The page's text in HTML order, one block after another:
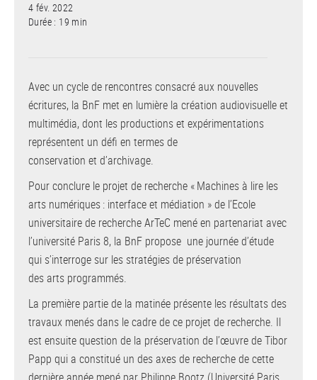
4 fév. 2022
Durée : 19 min
Avec un cycle de rencontres consacré aux nouvelles
écritures, la BnF met en lumière la création audiovisuelle et
multimédia, dont les productions et expérimentations
représentent un défi en termes de
conservation et d’archivage.
Pour conclure le projet de recherche « Machines à lire les
arts numériques : interface et médiation » de l’Ecole
universitaire de recherche ArTeC mené en partenariat avec
l’université Paris 8, la BnF propose une journée d’étude
qui s’interroge sur les stratégies de préservation
des arts programmés.
La première partie de la matinée présente les résultats des
travaux menés dans le cadre de ce projet de recherche. Il
est ensuite question de la préservation de l’œuvre de Tibor
Papp qui a constitué un des axes de recherche de cette